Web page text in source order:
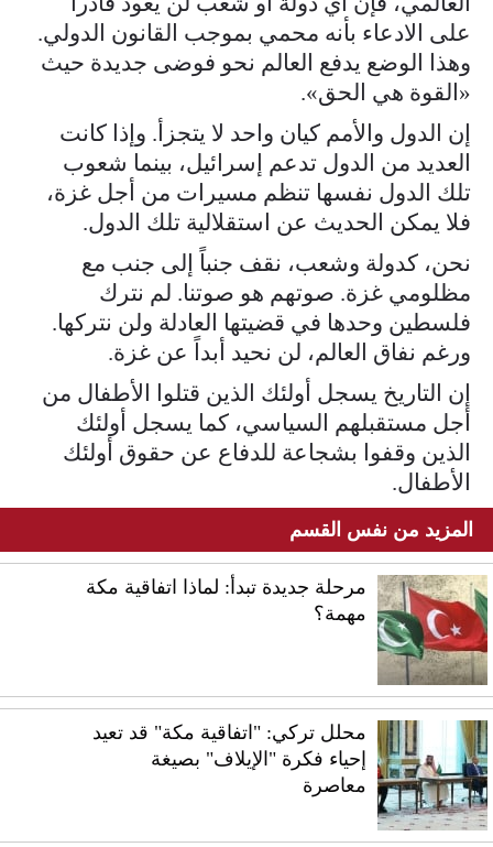
على الادعاء بأنه محمي بموجب القانون الدولي.
وهذا الوضع يدفع العالم نحو فوضى جديدة حيث
«القوة هي الحق».
إن الدول والأمم كيان واحد لا يتجزأ. وإذا كانت
العديد من الدول تدعم إسرائيل، بينما شعوب
تلك الدول نفسها تنظم مسيرات من أجل غزة،
فلا يمكن الحديث عن استقلالية تلك الدول.
نحن، كدولة وشعب، نقف جنباً إلى جنب مع
مظلومي غزة. صوتهم هو صوتنا. لم نترك
فلسطين وحدها في قضيتها العادلة ولن نتركها.
ورغم نفاق العالم، لن نحيد أبداً عن غزة.
إن التاريخ يسجل أولئك الذين قتلوا الأطفال من
أجل مستقبلهم السياسي، كما يسجل أولئك
الذين وقفوا بشجاعة للدفاع عن حقوق أولئك
الأطفال.
المزيد من نفس القسم
مرحلة جديدة تبدأ: لماذا اتفاقية مكة
مهمة؟
محلل تركي: "اتفاقية مكة" قد تعيد
إحياء فكرة "الإيلاف" بصيغة
معاصرة